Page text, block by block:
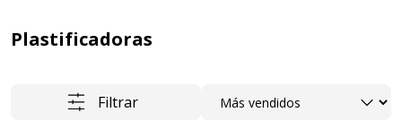
Plastificadoras
Filtrar Ordenar